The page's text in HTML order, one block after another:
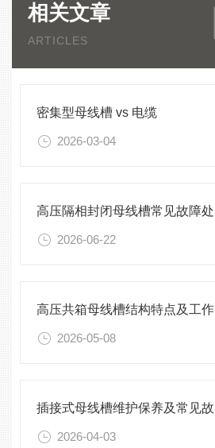
相关文章
ARTICLES
密集型母线槽 vs 电缆
2026-03-04
2026-06-22
2026-05-08
2026-04-03